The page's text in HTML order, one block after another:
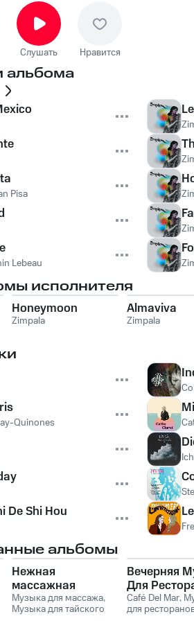
Слушать Нравится
альбома
Pisa
Lebeau
исполнителя
Honeymoon
Zimpala
Almaviva
Zimpala
Quinones
De Shi Hou
альбомы
Нежная
массажная
музыка для
глубокого
Музыка для массажа,
Музыка для тайского
Вечерняя
Для
Vol. 1
Café Del Mar,
для